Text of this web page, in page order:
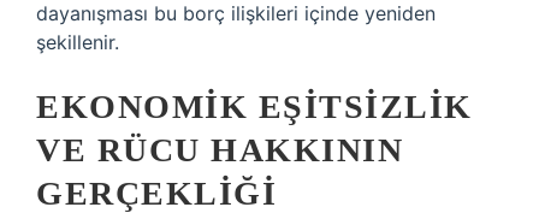
dayanışması bu borç ilişkileri içinde yeniden
şekillenir.
EKONOMIK EŞITSIZLIK
VE RÜCU HAKKININ
GERÇEKLIĞI